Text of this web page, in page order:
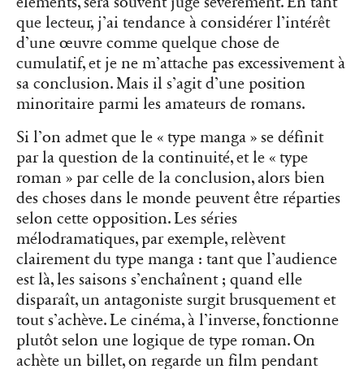
que lecteur, j’ai tendance à considérer l’intérêt
d’une œuvre comme quelque chose de
cumulatif, et je ne m’attache pas excessivement à
sa conclusion. Mais il s’agit d’une position
minoritaire parmi les amateurs de romans.
Si l’on admet que le « type manga » se définit
par la question de la continuité, et le « type
roman » par celle de la conclusion, alors bien
des choses dans le monde peuvent être réparties
selon cette opposition. Les séries
mélodramatiques, par exemple, relèvent
clairement du type manga : tant que l’audience
est là, les saisons s’enchaînent ; quand elle
disparaît, un antagoniste surgit brusquement et
tout s’achève. Le cinéma, à l’inverse, fonctionne
plutôt selon une logique de type roman. On
achète un billet, on regarde un film pendant